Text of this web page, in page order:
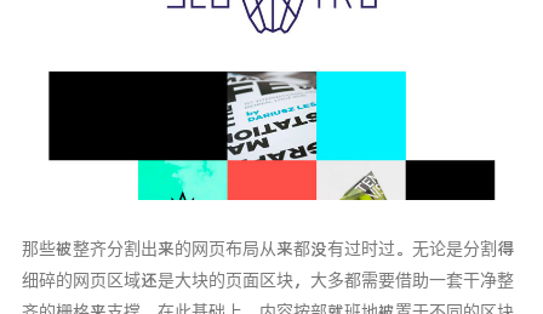
那些被整齐分割出来的网页布局从来都没有过时过。无论是分割得
细碎的网页区域还是大块的页面区块，大多都需要借助一套干净整